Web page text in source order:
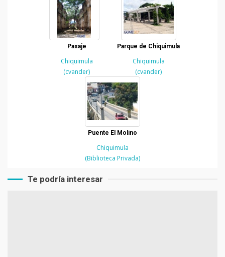
Pasaje
Chiquimula
(cvander)
Parque de Chiquimula
Chiquimula
(cvander)
Puente El Molino
Chiquimula
(Biblioteca Privada)
Te podría interesar